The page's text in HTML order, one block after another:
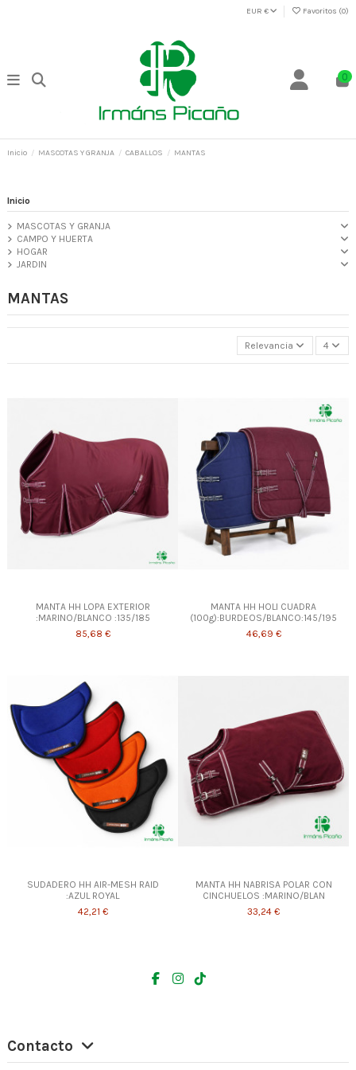
EUR € Favoritos (0)
0
Inicio MASCOTAS Y GRANJA CABALLOS MANTAS
MANTAS
Relevancia 4
MANTA HH LOPA EXTERIOR
:MARINO/BLANCO :135/185
85,68 €
MANTA HH HOLI CUADRA
(100g):BURDEOS/BLANCO:145/195
46,69 €
SUDADERO HH AIR-MESH RAID
:AZUL ROYAL
42,21 €
MANTA HH NABRISA POLAR CON
CINCHUELOS :MARINO/BLAN
33,24 €
Inicio
MASCOTAS Y GRANJA
CAMPO Y HUERTA
HOGAR
JARDIN
Contacto